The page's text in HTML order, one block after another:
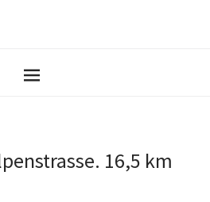
16,5 km